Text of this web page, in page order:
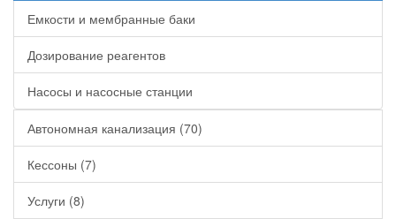
Емкости и мембранные баки
Дозирование реагентов
Насосы и насосные станции
Автономная канализация (70)
Кессоны (7)
Услуги (8)